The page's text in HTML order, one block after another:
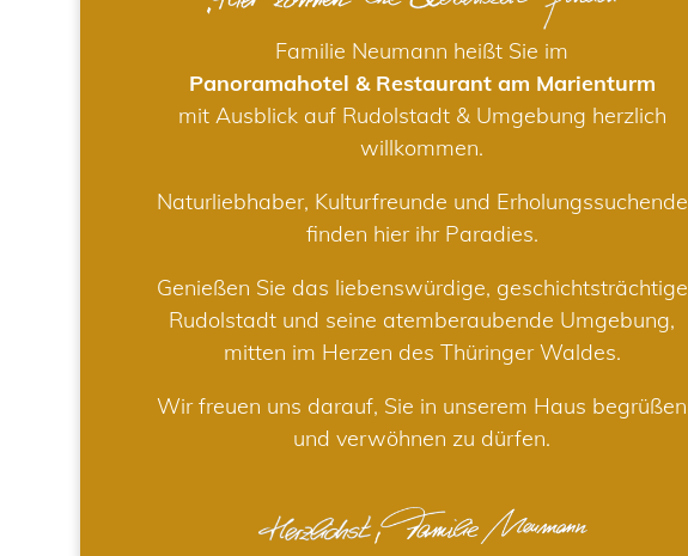
Familie Neumann heißt Sie im
Panoramahotel & Restaurant am Marienturm
mit Ausblick auf Rudolstadt & Umgebung herzlich
willkommen.
Naturliebhaber, Kulturfreunde und Erholungssuchende
finden hier ihr Paradies.
Genießen Sie das liebenswürdige, geschichtsträchtige
Rudolstadt und seine atemberaubende Umgebung,
mitten im Herzen des Thüringer Waldes.
Wir freuen uns darauf, Sie in unserem Haus begrüßen
und verwöhnen zu dürfen.